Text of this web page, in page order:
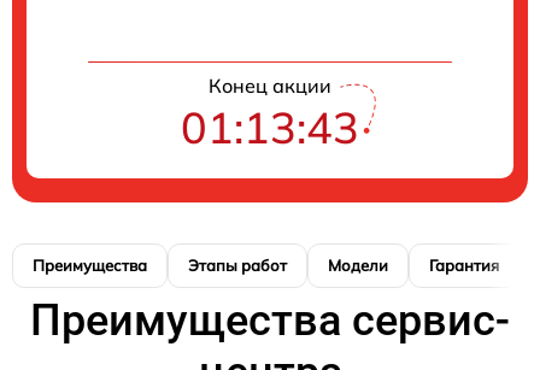
Конец акции
01:13:42
Преимущества Этапы работ Модели Гарантия
Преимущества сервис-